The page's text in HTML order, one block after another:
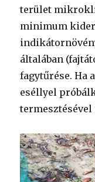
terület
minimum
általában
fagytűrése. Ha
eséllyel
termesztésével